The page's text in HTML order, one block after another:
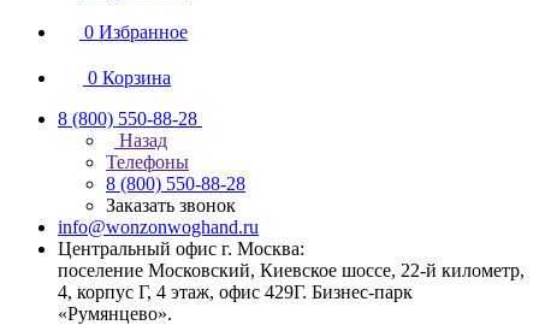
0 Избранное
0 Корзина
8 (800) 550-88-28
Назад
Телефоны
8 (800) 550-88-28
Заказать звонок
info@wonzonwoghand.ru
Центральный офис г. Москва:
поселение Московский, Киевское шоссе, 22-й километр,
4, корпус Г, 4 этаж, офис 429Г. Бизнес-парк
«Румянцево».